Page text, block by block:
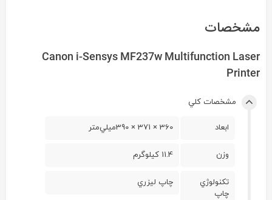
مشخصات
Canon i-Sensys MF237w Multifunction Laser
Printer
مشخصات کلي
ابعاد 360 × 371 × 390ميلي‌متر
وزن 11.4 کيلوگرم
تکنولوژي
چاپ
چاپ ليزري